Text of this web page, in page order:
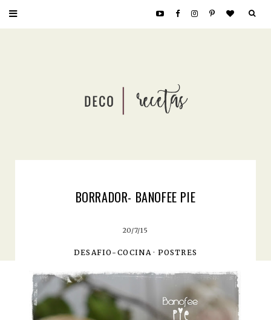
BORRADOR- BANOFEE PIE
20/7/15
DESAFIO-COCINA · POSTRES